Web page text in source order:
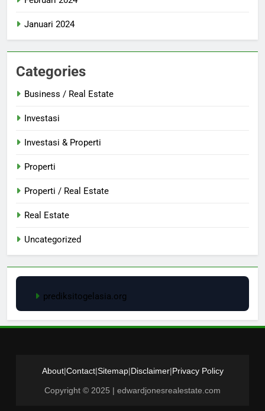
Januari 2024
Categories
Business / Real Estate
Investasi
Investasi & Properti
Properti
Properti / Real Estate
Real Estate
Uncategorized
prediksitogelasia.org
About|Contact|Sitemap|Disclaimer|Privacy Policy
Copyright © 2025 | edwardjonesrealestate.com